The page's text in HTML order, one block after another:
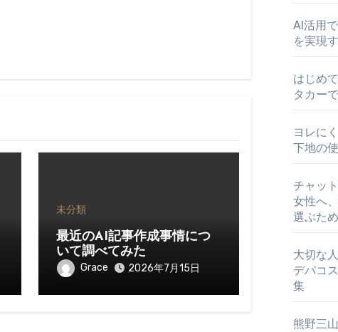
未分類
最近のAI記事作成事情につ
いて調べてみた
Grace 2026年7月15日
AI活用
を実現
はじめ
タカー
ヨレに
下地の
チャッ
女性へ
選ぶた
大切な
デパコ
集
熊野三